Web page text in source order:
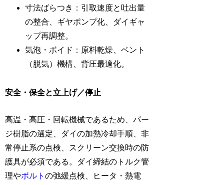
寸法ばらつき：引取速度と吐出量
の整合、ギヤポンプ化、ダイギャ
ップ再調整。
気泡・ボイド：原料乾燥、ベント
（脱気）機構、背圧最適化。
安全・保全と立上げ／停止
高温・高圧・回転機械であるため、パー
ジ樹脂の選定、ダイの加熱冷却手順、非
常停止系の点検、スクリーン交換時の防
護具が必須である。ダイ締結のトルク管
理やボルトの弛緩点検、ヒータ・熱電